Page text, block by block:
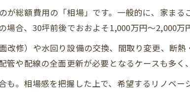
気設備更新の費用ポイント
わる一軒家改修の現実ライン
更や水回り刷新の費用配分術
総額費用の「相場」です。一般的に、家ま
合、30坪前後でおおよそ1,000万円〜2,000万
修）や水回り設備の交換、間取り変更、断
や配線の全面更新が必要となるケースも多く
。相場感を把握した上で、希望するリノベ